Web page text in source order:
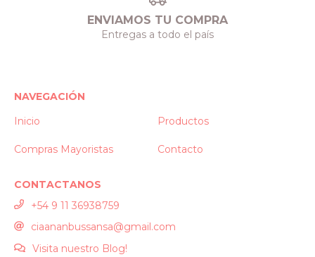
ENVIAMOS TU COMPRA
Entregas a todo el país
NAVEGACIÓN
Inicio
Productos
Compras Mayoristas Contacto
CONTACTANOS
+54 9 11 36938759
ciaananbussansa@gmail.com
Visita nuestro Blog!